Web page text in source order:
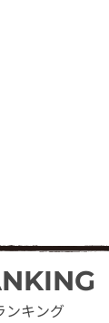
ンキング